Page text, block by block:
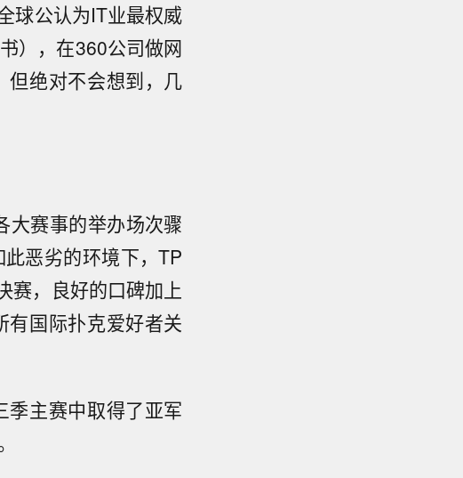
球公认为IT业最权威
），在360公司做网
但绝对不会想到，几
大赛事的举办场次骤
恶劣的环境下，TP
赛，良好的口碑加上
有国际扑克爱好者关
季主赛中取得了亚军